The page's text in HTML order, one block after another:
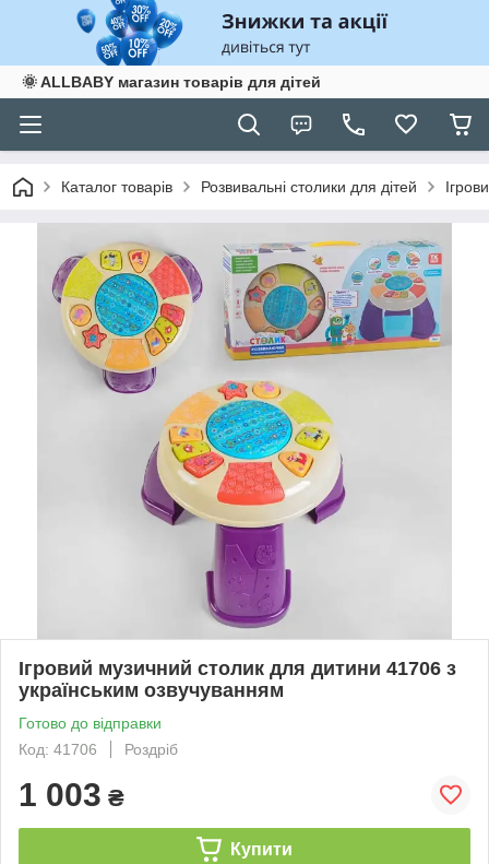
🌞 ALLBABY магазин товарів для дітей
Каталог товарів Розвивальні столики для дітей
Ігровий музичний столик для дитини 41706 з
українським озвучуванням
Готово до відправки
Код: 41706
Роздріб
1 003 ₴
Купити